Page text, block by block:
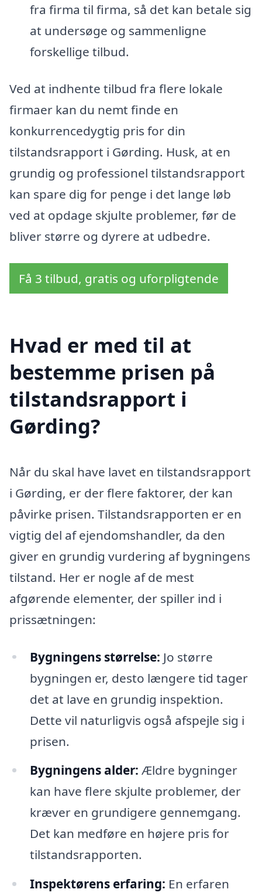
fra firma til firma, så det kan betale sig
at undersøge og sammenligne
forskellige tilbud.
Ved at indhente tilbud fra flere lokale
firmaer kan du nemt finde en
konkurrencedygtig pris for din
tilstandsrapport i Gørding. Husk, at en
grundig og professionel tilstandsrapport
kan spare dig for penge i det lange løb
ved at opdage skjulte problemer, før de
bliver større og dyrere at udbedre.
Få 3 tilbud, gratis og uforpligtende
Hvad er med til at
bestemme prisen på
tilstandsrapport i
Gørding?
Når du skal have lavet en tilstandsrapport
i Gørding, er der flere faktorer, der kan
påvirke prisen. Tilstandsrapporten er en
vigtig del af ejendomshandler, da den
giver en grundig vurdering af bygningens
tilstand. Her er nogle af de mest
afgørende elementer, der spiller ind i
prissætningen:
Bygningens størrelse: Jo større
bygningen er, desto længere tid tager
det at lave en grundig inspektion.
Dette vil naturligvis også afspejle sig i
prisen.
Bygningens alder: Ældre bygninger
kan have flere skjulte problemer, der
kræver en grundigere gennemgang.
Det kan medføre en højere pris for
tilstandsrapporten.
Inspektørens erfaring: En erfaren